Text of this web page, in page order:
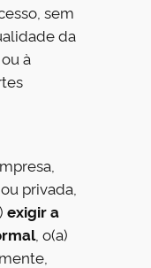
sem
da
à
privada,
exigir a
, o(a)